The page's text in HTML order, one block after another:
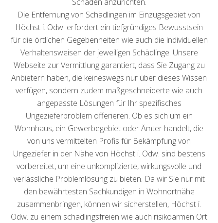
Die Entfernung von Schädlingen im Einzugsgebiet von
Höchst i. Odw. erfordert ein tiefgründiges Bewusstsein
für die örtlichen Gegebenheiten wie auch die individuellen
Verhaltensweisen der jeweiligen Schädlinge. Unsere
Webseite zur Vermittlung garantiert, dass Sie Zugang zu
Anbietern haben, die keineswegs nur über dieses Wissen
verfügen, sondern zudem maßgeschneiderte wie auch
angepasste Lösungen für Ihr spezifisches
Ungezieferproblem offerieren. Ob es sich um ein
Wohnhaus, ein Gewerbegebiet oder Ämter handelt, die
von uns vermittelten Profis für Bekämpfung von
Ungeziefer in der Nähe von Höchst i. Odw. sind bestens
vorbereitet, um eine unkomplizierte, wirkungsvolle und
verlässliche Problemlösung zu bieten. Da wir Sie nur mit
den bewährtesten Sachkundigen in Wohnortnähe
zusammenbringen, können wir sicherstellen, Höchst i.
Odw. zu einem schädlingsfreien wie auch risikoarmen Ort